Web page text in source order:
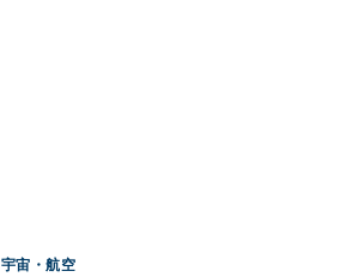
宇宙・航空